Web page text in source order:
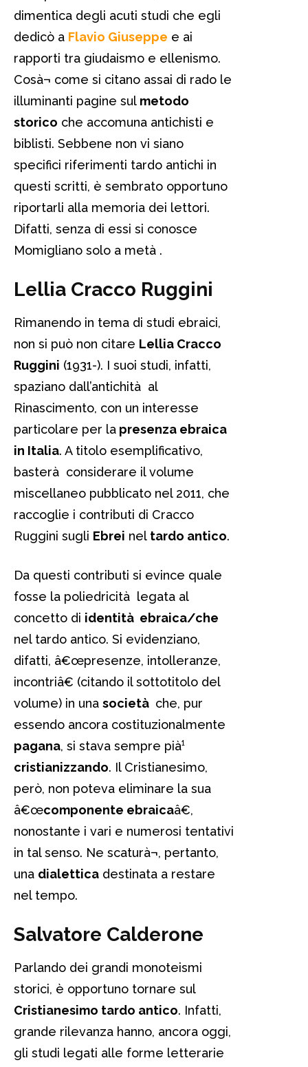
dimentica degli acuti studi che egli
dedicò a Flavio Giuseppe e ai
rapporti tra giudaismo e ellenismo.
Cosà¬ come si citano assai di rado le
illuminanti pagine sul metodo
storico che accomuna antichisti e
biblisti. Sebbene non vi siano
specifici riferimenti tardo antichi in
questi scritti, è sembrato opportuno
riportarli alla memoria dei lettori.
Difatti, senza di essi si conosce
Momigliano solo a metà .
Lellia Cracco Ruggini
Rimanendo in tema di studi ebraici,
non si può non citare Lellia Cracco
Ruggini (1931-). I suoi studi, infatti,
spaziano dall’antichità al
Rinascimento, con un interesse
particolare per la presenza ebraica
in Italia. A titolo esemplificativo,
basterà considerare il volume
miscellaneo pubblicato nel 2011, che
raccoglie i contributi di Cracco
Ruggini sugli Ebrei nel tardo antico.
Da questi contributi si evince quale
fosse la poliedricità legata al
concetto di identità ebraica/che
nel tardo antico. Si evidenziano,
difatti, â€œpresenze, intolleranze,
incontriâ€ (citando il sottotitolo del
volume) in una società che, pur
essendo ancora costituzionalmente
pagana, si stava sempre pià¹
cristianizzando. Il Cristianesimo,
però, non poteva eliminare la sua
â€œcomponente ebraicaâ€,
nonostante i vari e numerosi tentativi
in tal senso. Ne scaturà¬, pertanto,
una dialettica destinata a restare
nel tempo.
Salvatore Calderone
Parlando dei grandi monoteismi
storici, è opportuno tornare sul
Cristianesimo tardo antico. Infatti,
grande rilevanza hanno, ancora oggi,
gli studi legati alle forme letterarie